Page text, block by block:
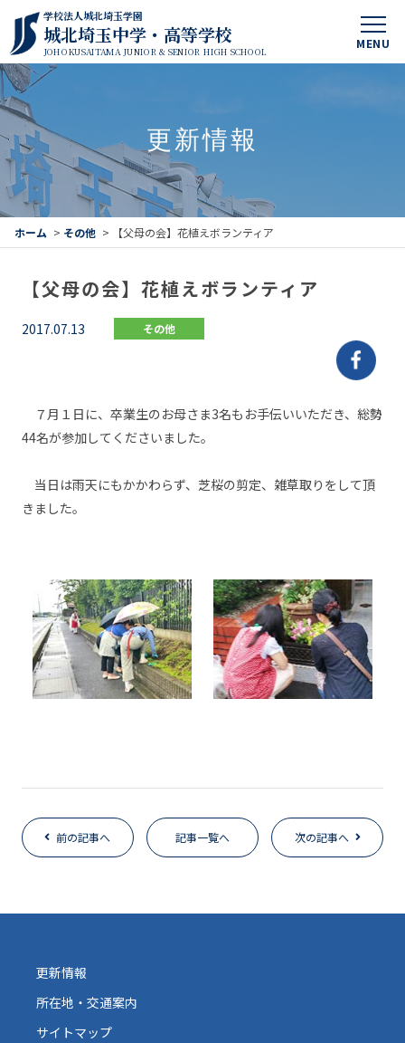
MENU
学校法人城北埼玉学園
城北埼玉中学・高等学校
JOHOKUSAITAMA JUNIOR & SENIOR HIGH SCHOOL
更新情報
ホーム > その他 > 【父母の会】花植えボランティア
【父母の会】花植えボランティア
2017.07.13 その他
７月１日に、卒業生のお母さま3名もお手伝いいただき、総勢
44名が参加してくださいました。
当日は雨天にもかかわらず、芝桜の剪定、雑草取りをして頂
きました。
前の記事へ 記事一覧へ 次の記事へ
更新情報
所在地・交通案内
サイトマップ